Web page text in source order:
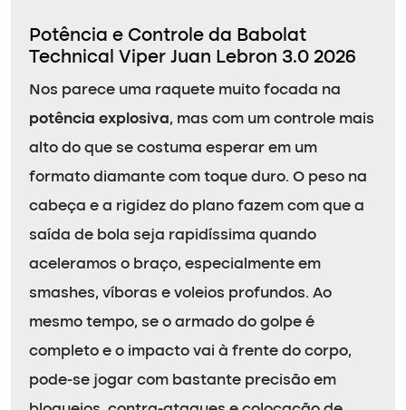
Potência e Controle da Babolat
Technical Viper Juan Lebron 3.0 2026
Nos parece uma raquete muito focada na
potência explosiva, mas com um controle mais
alto do que se costuma esperar em um
formato diamante com toque duro. O peso na
cabeça e a rigidez do plano fazem com que a
saída de bola seja rapidíssima quando
aceleramos o braço, especialmente em
smashes, víboras e voleios profundos. Ao
mesmo tempo, se o armado do golpe é
completo e o impacto vai à frente do corpo,
pode-se jogar com bastante precisão em